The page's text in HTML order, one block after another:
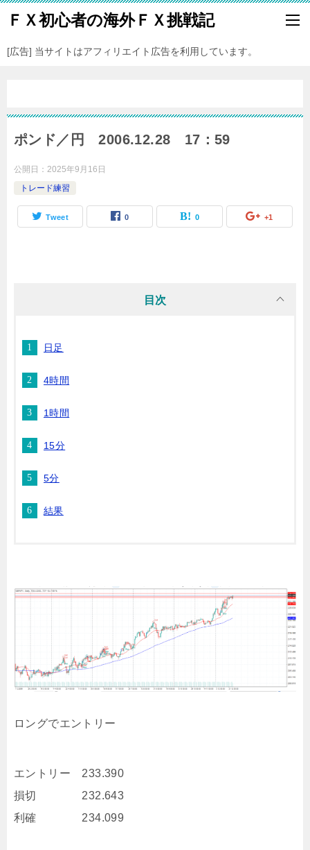
ＦＸ初心者の海外ＦＸ挑戦記
[広告] 当サイトはアフィリエイト広告を利用しています。
ポンド／円 2006.12.28 17：59
公開日： 2025年9月16日
トレード練習
Tweet 0 0 +1
目次
日足
4時間
1時間
15分
5分
結果
ロングでエントリー
エントリー 233.390
損切 232.643
利確 234.099